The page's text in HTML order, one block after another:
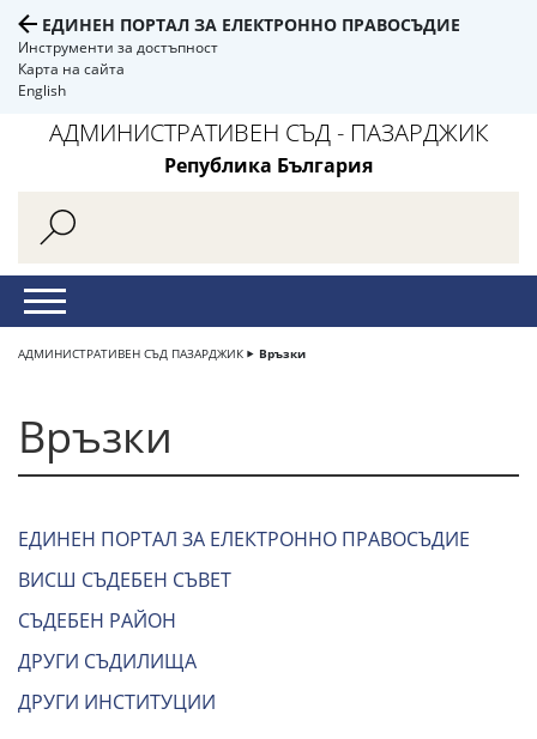
ЕДИНЕН ПОРТАЛ ЗА ЕЛЕКТРОННО ПРАВОСЪДИЕ
Инструменти за достъпност
Карта на сайта
English
АДМИНИСТРАТИВЕН СЪД - ПАЗАРДЖИК
Република България
АДМИНИСТРАТИВЕН СЪД ПАЗАРДЖИК Връзки
Връзки
ЕДИНЕН ПОРТАЛ ЗА ЕЛЕКТРОННО ПРАВОСЪДИЕ
ВИСШ СЪДЕБЕН СЪВЕТ
СЪДЕБЕН РАЙОН
ДРУГИ СЪДИЛИЩА
ДРУГИ ИНСТИТУЦИИ